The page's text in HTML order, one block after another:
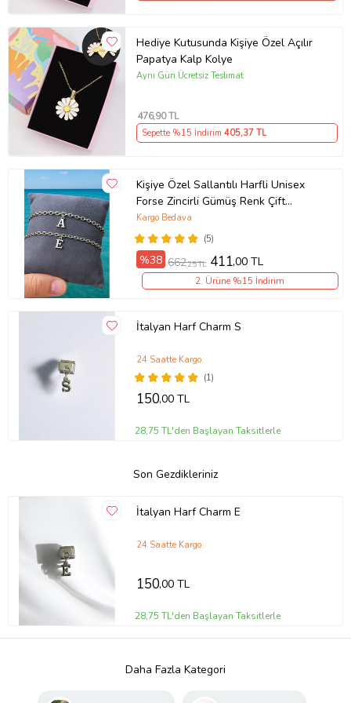
Hediye Kutusunda Kişiye Özel Açılır
Papatya Kalp Kolye
Aynı Gün Ücretsiz Teslimat
476,90 TL
Sepette %15 İndirim 405,37 TL
Kişiye Özel Sallantılı Harfli Unisex
Forse Zincirli Gümüş Renk Çift
Bilekliği eck09c (Metal)
(5)
Kargo Bedava
%38 662,25 TL 411,00 TL
2. Ürüne %15 İndirim
İtalyan Harf Charm S
(1)
24 Saatte Kargo
150,00 TL
28,75 TL'den Başlayan Taksitlerle
Son Gezdikleriniz
İtalyan Harf Charm E
24 Saatte Kargo
150,00 TL
28,75 TL'den Başlayan Taksitlerle
Daha Fazla Kategori